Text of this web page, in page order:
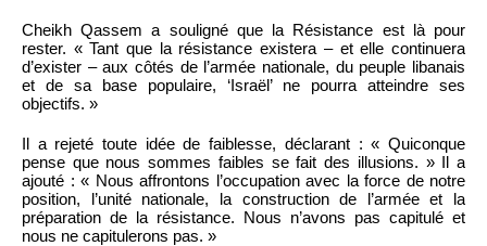
Cheikh Qassem a souligné que la Résistance est là pour
rester. « Tant que la résistance existera – et elle continuera
d’exister – aux côtés de l’armée nationale, du peuple libanais
et de sa base populaire, ‘Israël’ ne pourra atteindre ses
objectifs. »
Il a rejeté toute idée de faiblesse, déclarant : « Quiconque
pense que nous sommes faibles se fait des illusions. » Il a
ajouté : « Nous affrontons l’occupation avec la force de notre
position, l’unité nationale, la construction de l’armée et la
préparation de la résistance. Nous n’avons pas capitulé et
nous ne capitulerons pas. »